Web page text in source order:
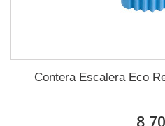
Contera Escalera Eco